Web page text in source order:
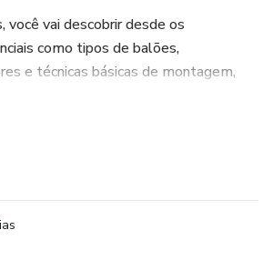
você vai descobrir desde os
como tipos de balões,
e técnicas básicas de montagem,
festas infantis e diversas
a montar decorações, você também
e caminhos para começar a